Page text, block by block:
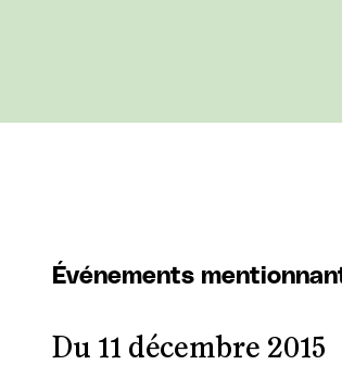
Événements
Du 11 décembre 2015